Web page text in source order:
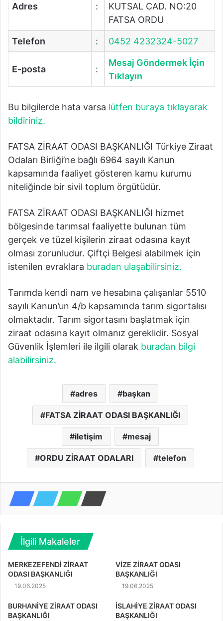
Adres :
KUTSAL CAD. NO:20
FATSA ORDU
Telefon : 0452 4232324-5027
E-posta :
Mesaj Göndermek İçin
Tıklayın
Bu bilgilerde hata varsa lütfen buraya tıklayarak
bildiriniz.
FATSA ZİRAAT ODASI BAŞKANLIĞI Türkiye Ziraat
Odaları Birliği’ne bağlı 6964 sayılı Kanun
kapsamında faaliyet gösteren kamu kurumu
niteliğinde bir sivil toplum örgütüdür.
FATSA ZİRAAT ODASI BAŞKANLIĞI hizmet
bölgesinde tarımsal faaliyette bulunan tüm
gerçek ve tüzel kişilerin ziraat odasına kayıt
olması zorunludur. Çiftçi Belgesi alabilmek için
istenilen evraklara buradan ulaşabilirsiniz.
Tarımda kendi nam ve hesabına çalışanlar 5510
sayılı Kanun’un 4/b kapsamında tarım sigortalısı
olmaktadır. Tarım sigortasını başlatmak için
ziraat odasına kayıt olmanız gereklidir. Sosyal
Güvenlik İşlemleri ile ilgili olarak buradan bilgi
alabilirsiniz.
adres başkan
FATSA ZİRAAT ODASI BAŞKANLIĞI
iletişim mesaj
ORDU ZİRAAT ODALARI telefon
İlgili Makaleler
MERKEZEFENDİ ZİRAAT
ODASI BAŞKANLIĞI
19.06.2025
VİZE ZİRAAT ODASI
BAŞKANLIĞI
19.06.2025
BURHANİYE ZİRAAT ODASI
BAŞKANLIĞI
İSLAHİYE ZİRAAT ODASI
BAŞKANLIĞI